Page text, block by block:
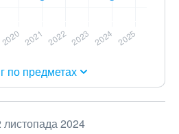
по предметах
2024